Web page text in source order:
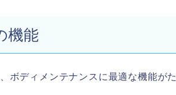
機能
ボディメンテナンスに最適な機能がた